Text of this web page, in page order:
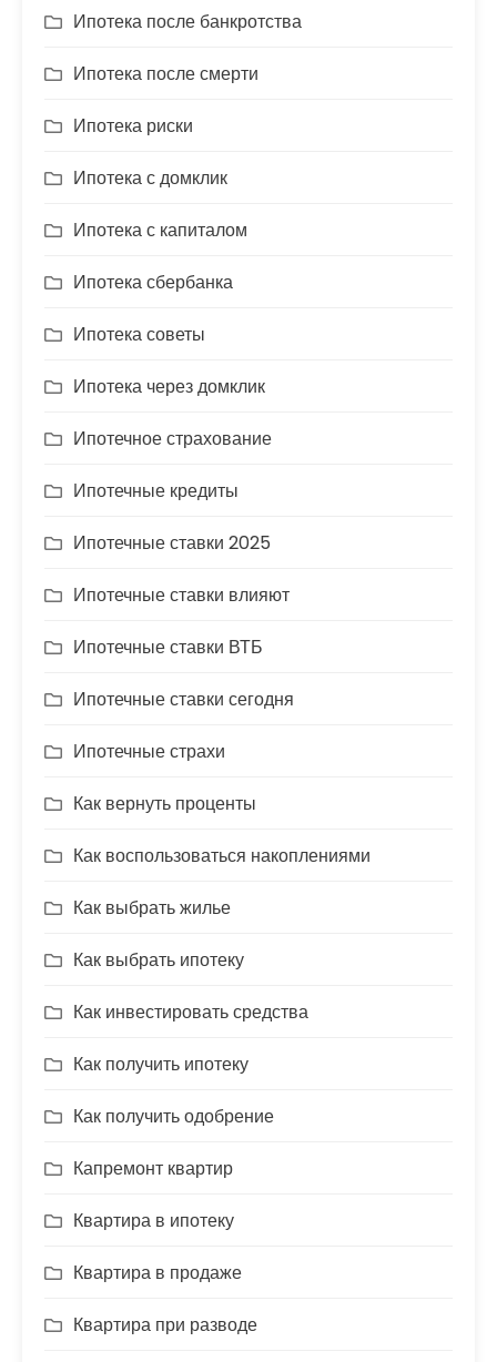
Ипотека после банкротства
Ипотека после смерти
Ипотека риски
Ипотека с домклик
Ипотека с капиталом
Ипотека сбербанка
Ипотека советы
Ипотека через домклик
Ипотечное страхование
Ипотечные кредиты
Ипотечные ставки 2025
Ипотечные ставки влияют
Ипотечные ставки ВТБ
Ипотечные ставки сегодня
Ипотечные страхи
Как вернуть проценты
Как воспользоваться накоплениями
Как выбрать жилье
Как выбрать ипотеку
Как инвестировать средства
Как получить ипотеку
Как получить одобрение
Капремонт квартир
Квартира в ипотеку
Квартира в продаже
Квартира при разводе